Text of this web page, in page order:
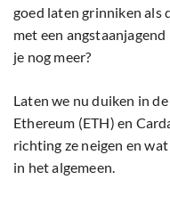
goed laten grinniken als
met een
je nog meer?
Laten we nu duiken in
Ethereum (ETH) en
richting ze neigen en
in het algemeen.